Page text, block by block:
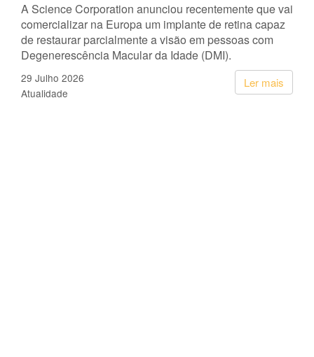
A Science Corporation anunciou recentemente que vai
comercializar na Europa um implante de retina capaz
de restaurar parcialmente a visão em pessoas com
Degenerescência Macular da Idade (DMI).
Ler mais
29 Julho 2026
Atualidade